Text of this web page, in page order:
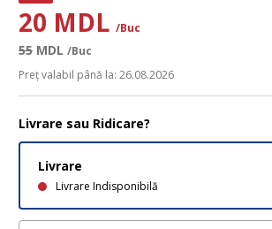
20 MDL /Buc
55 MDL /Buc
Preț valabil până la: 26.08.2026
Livrare sau Ridicare?
Livrare
Livrare Indisponibilă